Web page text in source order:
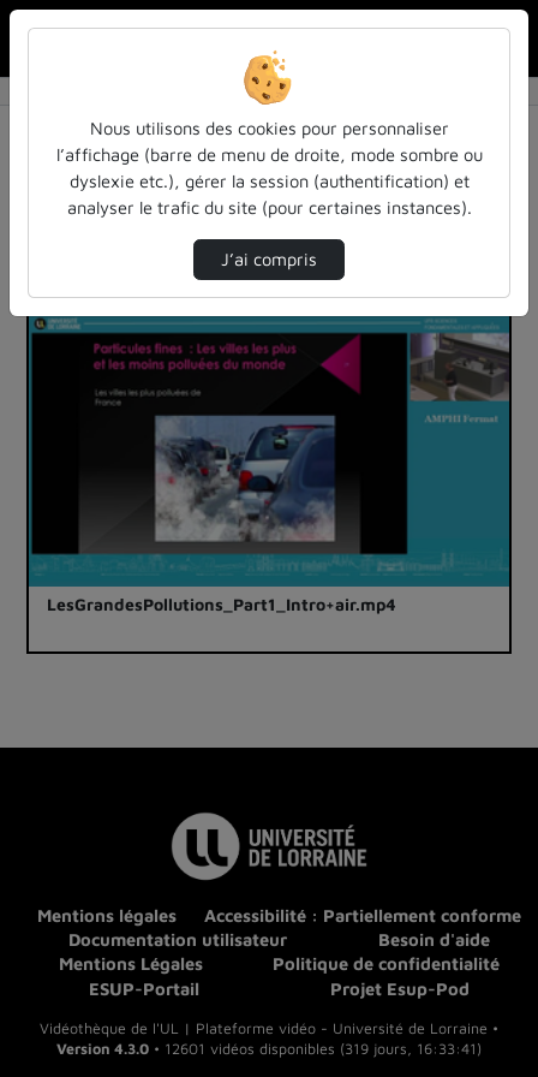
1 vidéo trouvée
Audio Vidéo Statistiques de vues
Direction de tri
01:03:18
LesGrandesPollutions_Part1_Intro+air.mp4
Mentions légales
Accessibilité : Partiellement conforme
Documentation utilisateur
Besoin d'aide
Mentions Légales
Politique de confidentialité
ESUP-Portail
Projet Esup-Pod
Vidéothèque de l'UL | Plateforme vidéo - Université de Lorraine •
Version 4.3.0 • 12601 vidéos disponibles (319 jours, 16:33:41)
Nous utilisons des cookies pour personnaliser
l’affichage (barre de menu de droite, mode sombre ou
dyslexie etc.), gérer la session (authentification) et
analyser le trafic du site (pour certaines instances).
J’ai compris